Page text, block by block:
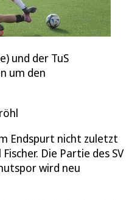
und der TuS
um den
Endspurt nicht zuletzt
Die Partie des SV
wird neu